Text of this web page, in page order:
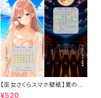
【巫女さくらスマホ壁紙】夏の海
と満月の祈りセット〈8〜9月カ
¥520